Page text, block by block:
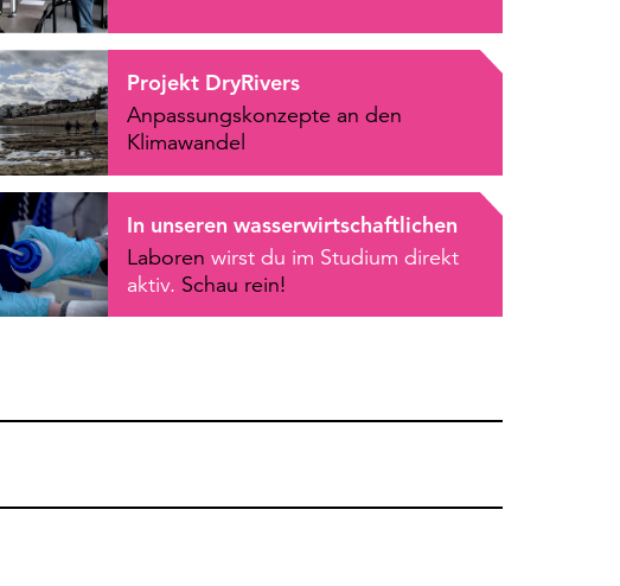
Projekt DryRivers
Anpassungskonzepte an den
Klimawandel
In unseren wasserwirtschaftlichen
Laboren wirst du im Studium direkt
aktiv. Schau rein!